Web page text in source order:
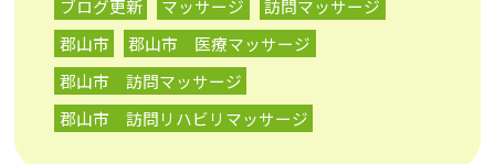
ブログ更新
マッサージ
訪問マッサージ
郡山市
郡山市 医療マッサージ
郡山市 訪問マッサージ
郡山市 訪問リハビリマッサージ